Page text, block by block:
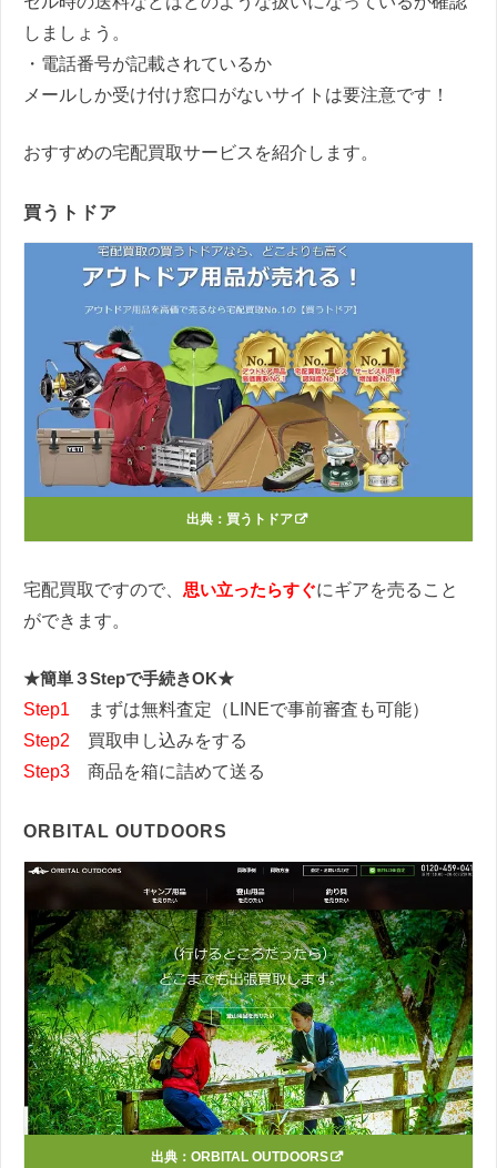
しましょう。
・電話番号が記載されているか
メールしか受け付け窓口がないサイトは要注意です！
おすすめの宅配買取サービスを紹介します。
買うトドア
出典： 買うトドア
宅配買取ですので、 思い立ったらすぐにギアを売ること
ができます。
★簡単３Stepで手続きOK★
Step1 まずは無料査定（LINEで事前審査も可能）
Step2 買取申し込みをする
Step3 商品を箱に詰めて送る
ORBITAL OUTDOORS
出典： ORBITAL OUTDOORS